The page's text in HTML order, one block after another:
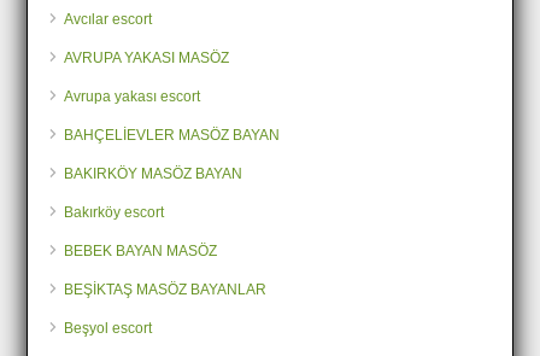
Avcılar escort
AVRUPA YAKASI MASÖZ
Avrupa yakası escort
BAHÇELİEVLER MASÖZ BAYAN
BAKIRKÖY MASÖZ BAYAN
Bakırköy escort
BEBEK BAYAN MASÖZ
BEŞİKTAŞ MASÖZ BAYANLAR
Beşyol escort